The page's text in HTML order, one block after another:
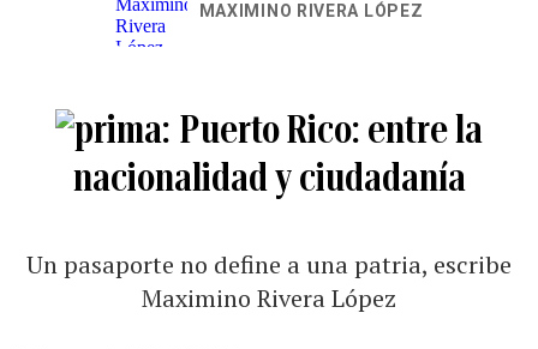
MAXIMINO RIVERA LÓPEZ
Puerto Rico: entre la
nacionalidad y ciudadanía
Un pasaporte no define a una patria, escribe
Maximino Rivera López